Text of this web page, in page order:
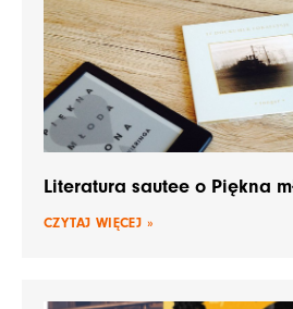
Literatura sautee o Piękna
CZYTAJ WIĘCEJ »